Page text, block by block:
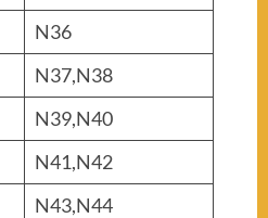
N36
N37,N38
N39,N40
N41,N42
N43,N44